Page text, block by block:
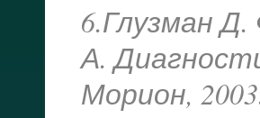
6.Глузман
А.
Морион,